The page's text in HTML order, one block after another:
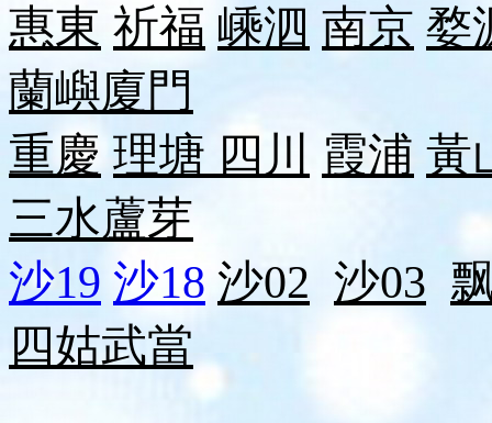
惠東 祈福 嵊泗 南京 婺
蘭嶼廈門
重慶 理塘 四川 霞浦 黃
三水蘆芽
沙19 沙18 沙02 沙03
四姑武當